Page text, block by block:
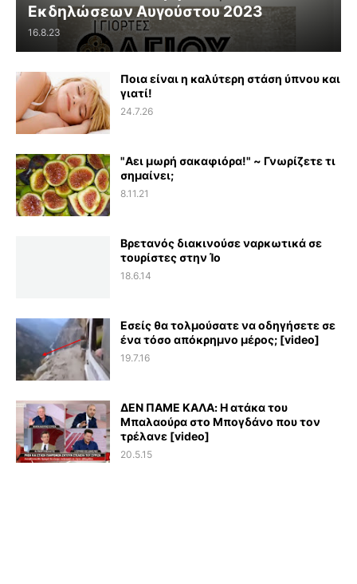
Εκδηλώσεων Αυγούστου 2023
16.8.23
Ποια είναι η καλύτερη στάση ύπνου και
γιατί!
24.7.26
"Αει μωρή σακαφιόρα!" ~ Γνωρίζετε τι
σημαίνει;
8.11.21
Βρετανός διακινούσε ναρκωτικά σε
τουρίστες στην Ίο
18.6.14
Εσείς θα τολμούσατε να οδηγήσετε σε
ένα τόσο απόκρημνο μέρος; [video]
19.7.16
ΔΕΝ ΠΑΜΕ ΚΑΛΑ: Η ατάκα του
Μπαλαούρα στο Μπογδάνο που τον
τρέλανε [video]
20.5.15